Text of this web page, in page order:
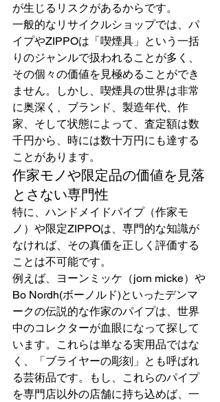
が生じるリスクがあるからです。
一般的なリサイクルショップでは、パ
イプやZIPPOは「喫煙具」という一括
りのジャンルで扱われることが多く、
その個々の価値を見極めることができ
ません。しかし、喫煙具の世界は非常
に奥深く、ブランド、製造年代、作
家、そして状態によって、査定額は数
千円から、時には数十万円にも達する
ことがあります。
作家モノや限定品の価値を見落
とさない専門性
特に、ハンドメイドパイプ（作家モ
ノ）や限定ZIPPOは、専門的な知識が
なければ、その真価を正しく評価する
ことは不可能です。
例えば、ヨーンミッケ（jorn micke）や
Bo Nordh(ボーノルド)といったデンマ
ークの伝説的な作家のパイプは、世界
中のコレクターが血眼になって探して
います。これらは単なる実用品ではな
く、「ブライヤーの彫刻」とも呼ばれ
る芸術品です。もし、これらのパイプ
を専門店以外の店舗に持ち込めば、一